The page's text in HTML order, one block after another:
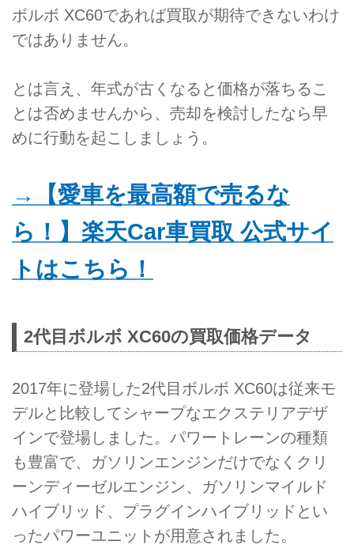
ボルボ XC60であれば買取が期待できないわけ
ではありません。
とは言え、年式が古くなると価格が落ちるこ
とは否めませんから、売却を検討したなら早
めに行動を起こしましょう。
→【愛車を最高額で売るな
ら！】楽天Car車買取 公式サイ
トはこちら！
2代目ボルボ XC60の買取価格データ
2017年に登場した2代目ボルボ XC60は従来モ
デルと比較してシャープなエクステリアデザ
インで登場しました。パワートレーンの種類
も豊富で、ガソリンエンジンだけでなくクリ
ーンディーゼルエンジン、ガソリンマイルド
ハイブリッド、プラグインハイブリッドとい
ったパワーユニットが用意されました。